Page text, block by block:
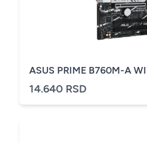
ASUS PRIME B760M-A
14.640 RSD